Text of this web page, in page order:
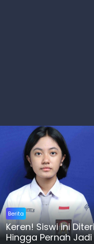
Berita
Keren! Siswi ini
Hingga Pernah